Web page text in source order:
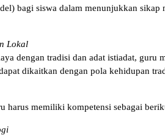
bagi siswa dalam menunjukkan sikap
Lokal
dengan tradisi dan adat istiadat,
dikaitkan dengan pola kehidupan
harus memiliki kompetensi sebagai